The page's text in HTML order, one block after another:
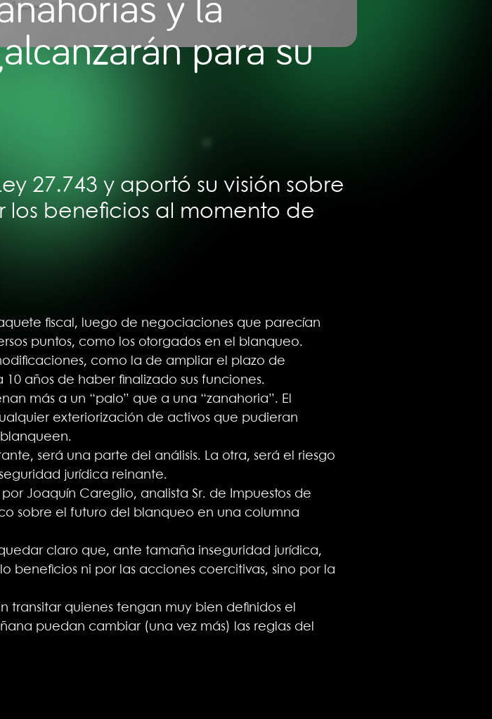
para su
27.743 y aportó su visión sobre
beneficios al momento de
fiscal, luego de negociaciones que parecían
puntos, como los otorgados en el blanqueo.
como la de ampliar el plazo de
años de haber finalizado sus funciones.
más a un “palo” que a una “zanahoria”. El
exteriorización de activos que pudieran
será una parte del análisis. La otra, será el riesgo
jurídica reinante.
Joaquín Careglio, analista Sr. de Impuestos de
sobre el futuro del blanqueo en una columna
claro que, ante tamaña inseguridad jurídica,
beneficios ni por las acciones coercitivas, sino por la
transitar quienes tengan muy bien definidos el
puedan cambiar (una vez más) las reglas del